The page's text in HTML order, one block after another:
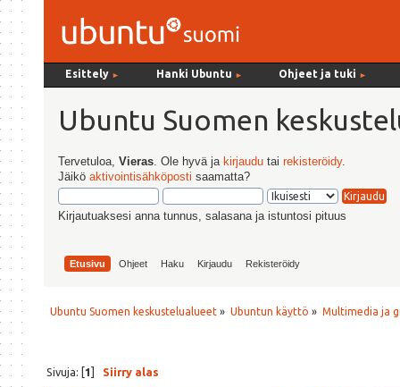
Esittely ► Hanki Ubuntu ► Ohjeet ja tuki ►
Ubuntu Suomen
Tervetuloa,Vieras . Ole hyvä ja kirjaudu tairekisteröidy.
Jäiköaktivointisähköposti saamatta?
Kirjautuaksesi anna tunnus, salasana ja istuntosi pituus
Etusivu Ohjeet Haku Kirjaudu Rekisteröidy
Ubuntu Suomen keskustelualueet » Ubuntun käyttö » Multimedia ja
Sivuja: [1] Siirry alas